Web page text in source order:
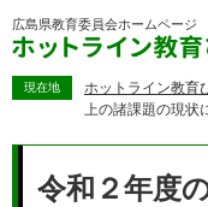
ー
広島県教育委員会ホームページ
現在地 ホットライン教育
上の諸課題の現状
令和２年度